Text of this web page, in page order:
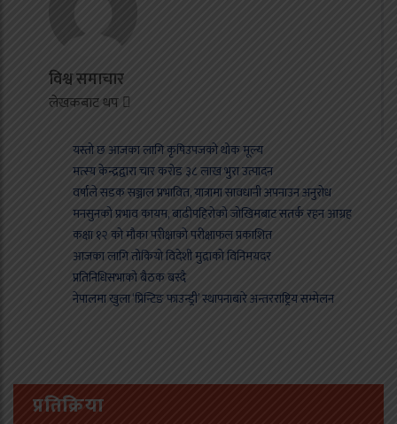
विश्व समाचार
लेखकबाट थप
यस्तो छ आजका लागि कृषिउपजको थोक मूल्य
मत्स्य केन्द्रद्वारा चार करोड ३८ लाख भुरा उत्पादन
वर्षाले सडक सञ्जाल प्रभावित, यात्रामा सावधानी अपनाउन अनुरोध
मनसुनको प्रभाव कायम, बाढीपहिरोको जोखिमबाट सतर्क रहन आग्रह
कक्षा १२ को मौका परीक्षाको परीक्षाफल प्रकाशित
आजका लागि तोकियो विदेशी मुद्राको विनिमयदर
प्रतिनिधिसभाको बैठक बस्दै
नेपालमा खुला ‘प्रिन्टिङ फाउन्ड्री’ स्थापनाबारे अन्तरराष्ट्रिय सम्मेलन
प्रतिक्रिया